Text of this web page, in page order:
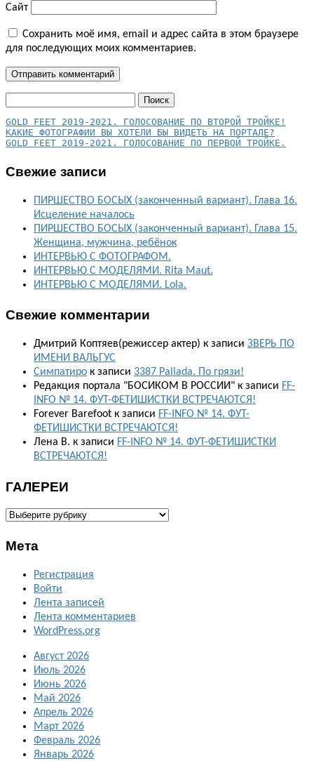
Сайт
Сохранить моё имя, email и адрес сайта в этом браузере
для последующих моих комментариев.
КАКИЕ ФОТОГРАФИИ ВЫ ХОТЕЛИ БЫ ВИДЕТЬ НА ПОРТАЛЕ?
GOLD FEET 2019-2021. ГОЛОСОВАНИЕ ПО ПЕРВОЙ ТРОЙКЕ.
Свежие записи
ПИРШЕСТВО БОСЫХ (законченный вариант). Глава 16.
Исцеление началось
ПИРШЕСТВО БОСЫХ (законченный вариант). Глава 15.
Женщина, мужчина, ребёнок
ИНТЕРВЬЮ С ФОТОГРАФОМ.
ИНТЕРВЬЮ С МОДЕЛЯМИ. Rita Maut.
ИНТЕРВЬЮ С МОДЕЛЯМИ. Lola.
Свежие комментарии
Дмитрий Коптяев(режиссер актер) к записи ЗВЕРЬ ПО
ИМЕНИ ВАЛЬГУС
Симпатиро к записи 3387 Pallada. По грязи!
Редакция портала "БОСИКОМ В РОССИИ" к записи FF-
INFO № 14. ФУТ-ФЕТИШИСТКИ ВСТРЕЧАЮТСЯ!
Forever Barefoot к записи FF-INFO № 14. ФУТ-
ФЕТИШИСТКИ ВСТРЕЧАЮТСЯ!
Лена В. к записи FF-INFO № 14. ФУТ-ФЕТИШИСТКИ
ВСТРЕЧАЮТСЯ!
ГАЛЕРЕИ
ГАЛЕРЕИ
Мета
Регистрация
Войти
Лента записей
Лента комментариев
WordPress.org
Август 2026
Июль 2026
Июнь 2026
Май 2026
Апрель 2026
Март 2026
Февраль 2026
Январь 2026